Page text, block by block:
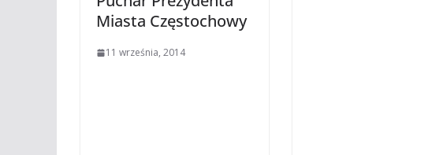
Miasta Częstochowy
11 września, 2014